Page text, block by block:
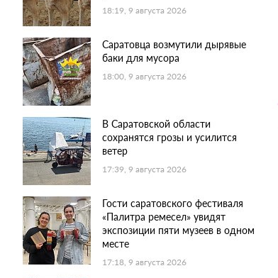
18:19, 9 августа 2026
Саратовца возмутили дырявые
баки для мусора
18:00, 9 августа 2026
В Саратовской области
сохранятся грозы и усилится
ветер
17:39, 9 августа 2026
Гости саратовского фестиваля
«Палитра ремесел» увидят
экспозиции пяти музеев в одном
месте
17:18, 9 августа 2026